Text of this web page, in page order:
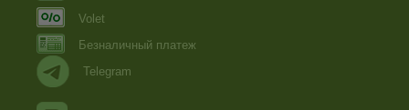
Volet
Безналичный платеж
Telegram